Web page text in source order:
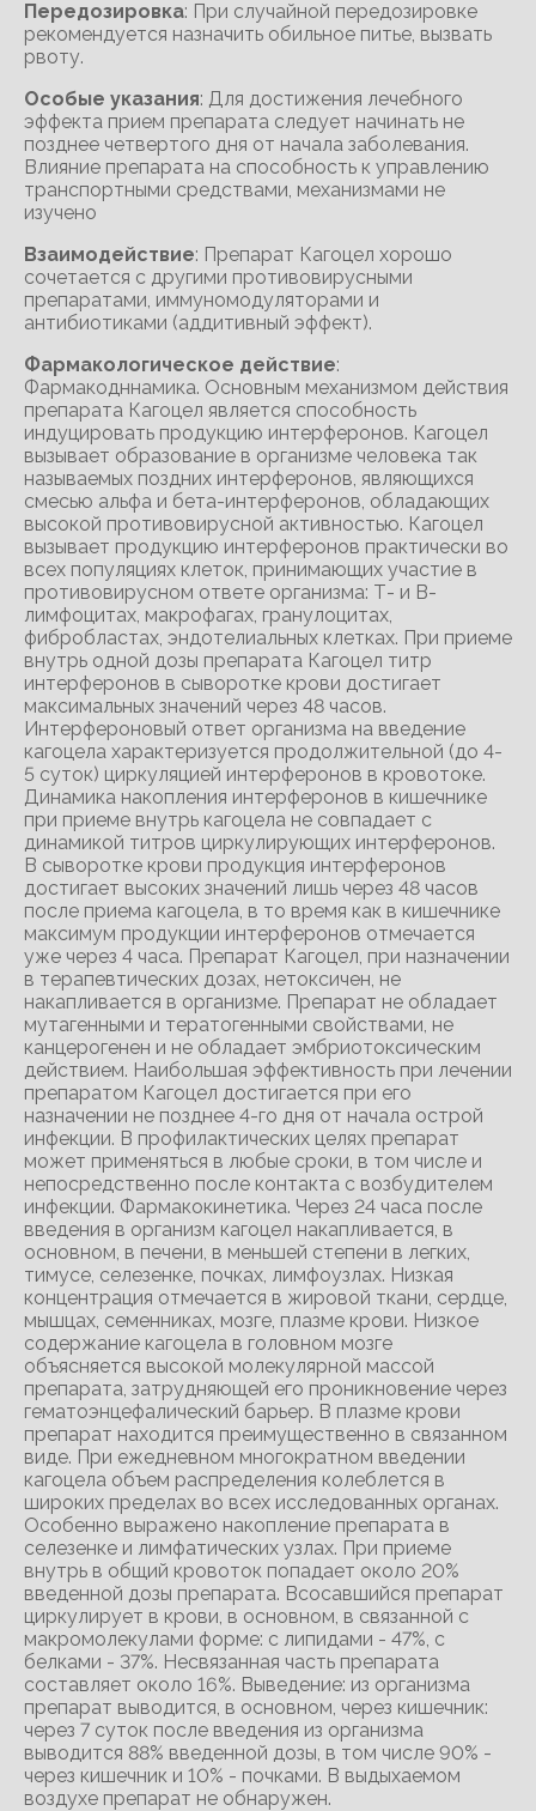
Передозировка: При случайной передозировке
рекомендуется назначить обильное питье, вызвать
рвоту.
Особые указания: Для достижения лечебного
эффекта прием препарата следует начинать не
позднее четвертого дня от начала заболевания.
Влияние препарата на способность к управлению
транспортными средствами, механизмами не
изучено
Взаимодействие: Препарат Кагоцел хорошо
сочетается с другими противовирусными
препаратами, иммуномодуляторами и
антибиотиками (аддитивный эффект).
Фармакологическое действие:
Фармакодннамика. Основным механизмом действия
препарата Кагоцел является способность
индуцировать продукцию интерферонов. Кагоцел
вызывает образование в организме человека так
называемых поздних интерферонов, являющихся
смесью альфа и бета-интерферонов, обладающих
высокой противовирусной активностью. Кагоцел
вызывает продукцию интерферонов практически во
всех популяциях клеток, принимающих участие в
противовирусном ответе организма: Т- и В-
лимфоцитах, макрофагах, гранулоцитах,
фибробластах, эндотелиальных клетках. При приеме
внутрь одной дозы препарата Кагоцел титр
интерферонов в сыворотке крови достигает
максимальных значений через 48 часов.
Интерфероновый ответ организма на введение
кагоцела характеризуется продолжительной (до 4-
5 суток) циркуляцией интерферонов в кровотоке.
Динамика накопления интерферонов в кишечнике
при приеме внутрь кагоцела не совпадает с
динамикой титров циркулирующих интерферонов.
В сыворотке крови продукция интерферонов
достигает высоких значений лишь через 48 часов
после приема кагоцела, в то время как в кишечнике
максимум продукции интерферонов отмечается
уже через 4 часа. Препарат Кагоцел, при назначении
в терапевтических дозах, нетоксичен, не
накапливается в организме. Препарат не обладает
мутагенными и тератогенными свойствами, не
канцерогенен и не обладает эмбриотоксическим
действием. Наибольшая эффективность при лечении
препаратом Кагоцел достигается при его
назначении не позднее 4-го дня от начала острой
инфекции. В профилактических целях препарат
может применяться в любые сроки, в том числе и
непосредственно после контакта с возбудителем
инфекции. Фармакокинетика. Через 24 часа после
введения в организм кагоцел накапливается, в
основном, в печени, в меньшей степени в легких,
тимусе, селезенке, почках, лимфоузлах. Низкая
концентрация отмечается в жировой ткани, сердце,
мышцах, семенниках, мозге, плазме крови. Низкое
содержание кагоцела в головном мозге
объясняется высокой молекулярной массой
препарата, затрудняющей его проникновение через
гематоэнцефалический барьер. В плазме крови
препарат находится преимущественно в связанном
виде. При ежедневном многократном введении
кагоцела объем распределения колеблется в
широких пределах во всех исследованных органах.
Особенно выражено накопление препарата в
селезенке и лимфатических узлах. При приеме
внутрь в общий кровоток попадает около 20%
введенной дозы препарата. Всосавшийся препарат
циркулирует в крови, в основном, в связанной с
макромолекулами форме: с липидами - 47%, с
белками - 37%. Несвязанная часть препарата
составляет около 16%. Выведение: из организма
препарат выводится, в основном, через кишечник:
через 7 суток после введения из организма
выводится 88% введенной дозы, в том числе 90% -
через кишечник и 10% - почками. В выдыхаемом
воздухе препарат не обнаружен.